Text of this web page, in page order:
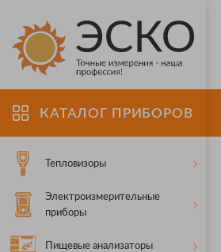
КАТАЛОГ ПРИБОРОВ
Тепловизоры
Электроизмерительные
приборы
Пищевые анализаторы